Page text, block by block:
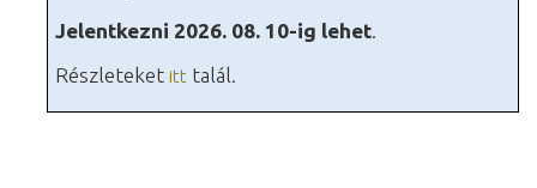
Jelentkezni 2026. 08. 10-ig lehet.
Részleteket itt talál.